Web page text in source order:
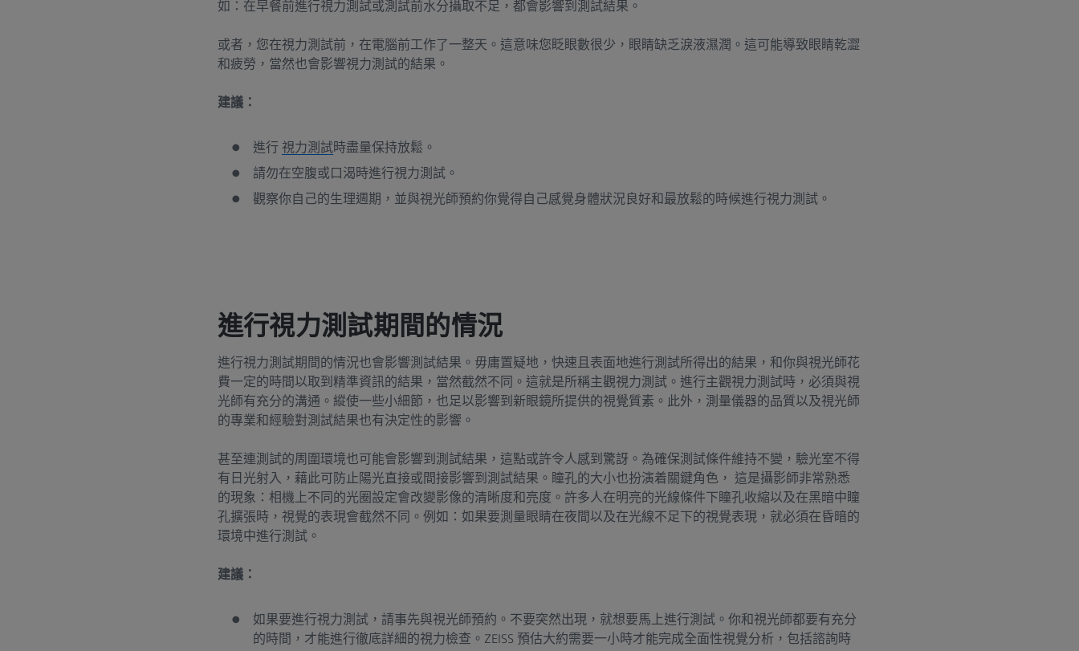
如：在早餐前進行視力測試或測試前水分攝取不足，都會影響到測試結果。
或者，您在視力測試前，在電腦前工作了一整天。這意味您眨眼數很少，眼睛缺乏淚液濕潤。這可能導致眼睛乾澀
和疲勞，當然也會影響視力測試的結果。
建議：
進行視力測試時盡量保持放鬆。
請勿在空腹或口渴時進行視力測試。
觀察你自己的生理週期，並與視光師預約你覺得自己感覺身體狀況良好和最放鬆的時候進行視力測試。
進行視力測試期間的情況
進行視力測試期間的情況也會影響測試結果。毋庸置疑地，快速且表面地進行測試所得出的結果，和你與視光師花
費一定的時間以取到精準資訊的結果，當然截然不同。這就是所稱主觀視力測試。進行主觀視力測試時，必須與視
光師有充分的溝通。縱使一些小細節，也足以影響到新眼鏡所提供的視覺質素。此外，測量儀器的品質以及視光師
的專業和經驗對測試結果也有決定性的影響。
甚至連測試的周圍環境也可能會影響到測試結果，這點或許令人感到驚訝。為確保測試條件維持不變，驗光室不得
有日光射入，藉此可防止陽光直接或間接影響到測試結果。瞳孔的大小也扮演着關鍵角色， 這是攝影師非常熟悉
的現象：相機上不同的光圈設定會改變影像的清晰度和亮度。許多人在明亮的光線條件下瞳孔收縮以及在黑暗中瞳
孔擴張時，視覺的表現會截然不同。例如：如果要測量眼睛在夜間以及在光線不足下的視覺表現，就必須在昏暗的
環境中進行測試。
建議：
如果要進行視力測試，請事先與視光師預約。不要突然出現，就想要馬上進行測試。你和視光師都要有充分
的時間，才能進行徹底詳細的視力檢查。ZEISS 預估大約需要一小時才能完成全面性視覺分析，包括諮詢時